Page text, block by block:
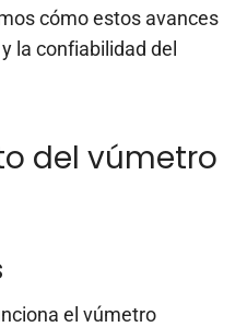
cómo estos avances
la confiabilidad del
del vúmetro
el vúmetro